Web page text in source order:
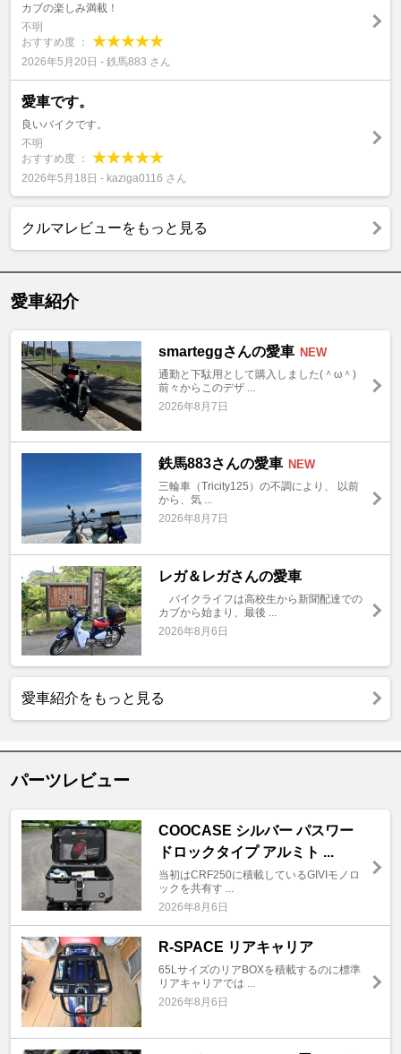
カブの楽しみ満載！
不明
おすすめ度 ：
2026年5月20日 - 鉄馬883 さん
愛車です。
良いバイクです。
不明
おすすめ度 ：
2026年5月18日 - kaziga0116 さん
クルマレビューをもっと見る
愛車紹介
smarteggさんの愛車 NEW
通勤と下駄用として購入しました(＾ω＾)
前々からこのデザ ...
2026年8月7日
鉄馬883さんの愛車 NEW
三輪車（Tricity125）の不調により、 以前
から、気 ...
2026年8月7日
レガ＆レガさんの愛車
バイクライフは高校生から新聞配達での
カブから始まり、最後 ...
2026年8月6日
愛車紹介をもっと見る
パーツレビュー
COOCASE シルバー パスワー
ドロックタイプ アルミト ...
当初はCRF250に積載しているGIVIモノロ
ックを共有す ...
2026年8月6日
R-SPACE リアキャリア
65LサイズのリアBOXを積載するのに標準
リアキャリアでは ...
2026年8月6日